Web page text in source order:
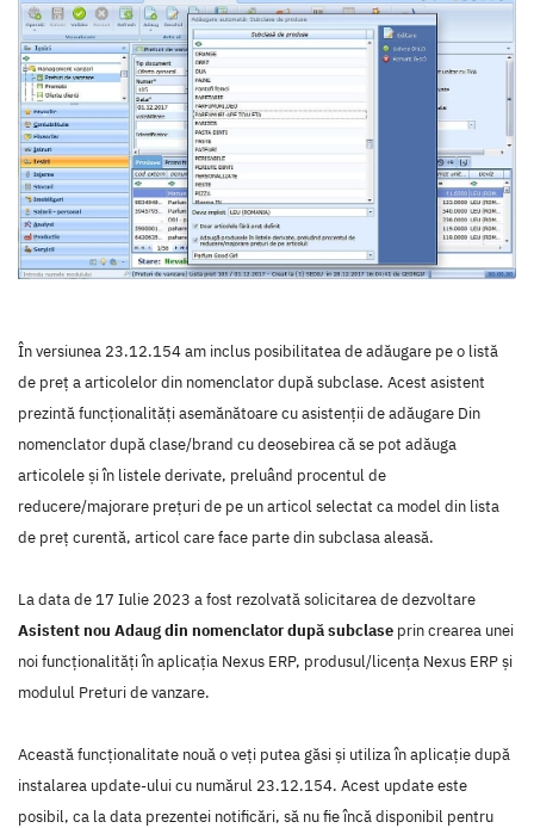
În versiunea 23.12.154 am inclus posibilitatea de adăugare pe o listă
de preț a articolelor din nomenclator după subclase. Acest asistent
prezintă funcționalități asemănătoare cu asistenții de adăugare Din
nomenclator după clase/brand cu deosebirea că se pot adăuga
articolele și în listele derivate, preluând procentul de
reducere/majorare prețuri de pe un articol selectat ca model din lista
de preț curentă, articol care face parte din subclasa aleasă.
La data de 17 Iulie 2023 a fost rezolvată solicitarea de dezvoltare
Asistent nou Adaug din nomenclator după subclase prin crearea unei
noi funcţionalităţi în aplicaţia Nexus ERP, produsul/licenţa Nexus ERP şi
modulul Preturi de vanzare.
Această funcţionalitate nouă o veţi putea găsi şi utiliza în aplicaţie după
instalarea update-ului cu numărul 23.12.154. Acest update este
posibil, ca la data prezentei notificări, să nu fie încă disponibil pentru